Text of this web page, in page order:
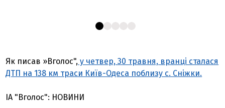
Як писав »Вголос", у четвер, 30 травня, вранці сталася
ДТП на 138 км траси Київ-Одеса поблизу с. Сніжки.
ІА "Вголос": НОВИНИ